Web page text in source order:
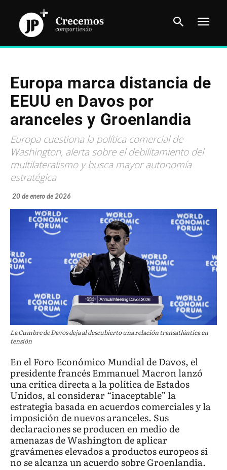
Europa marca distancia de
EEUU en Davos por
aranceles y Groenlandia
Europa cuestiona la política comercial de
Washington, alerta sobre el debilitamiento del
multilateralismo y busca mayor autonomía
estratégica
20 de enero de 2026
La Cumbre de Davos deja al descubierto una relación transatlántica en
tensión
En el Foro Económico Mundial de Davos, el
presidente francés Emmanuel Macron lanzó
una crítica directa a la política de Estados
Unidos, al considerar “inaceptable” la
estrategia basada en acuerdos comerciales y la
imposición de nuevos aranceles. Sus
declaraciones se producen en medio de
amenazas de Washington de aplicar
gravámenes elevados a productos europeos si
no se alcanza un acuerdo sobre Groenlandia.